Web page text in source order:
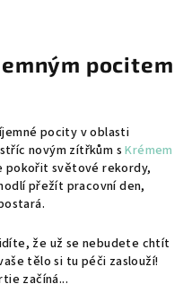
pocitem
pocity v oblasti
novým zítřkům sKrémem
pokořit světové rekordy,
přežít pracovní den,
že už se nebudete chtít
tělo si tu péči zaslouží!
začíná...